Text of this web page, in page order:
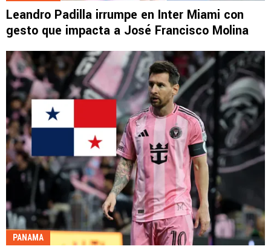
Leandro Padilla irrumpe en Inter Miami con
gesto que impacta a José Francisco Molina
PANAMA